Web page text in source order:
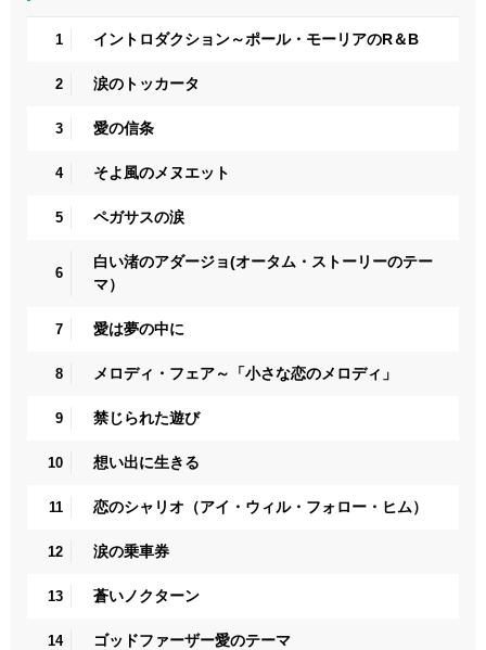
1 イントロダクション～ポール・モーリアのR＆B
2 涙のトッカータ
3 愛の信条
4 そよ風のメヌエット
5 ペガサスの涙
6
白い渚のアダージョ(オータム・ストーリーのテー
マ）
7 愛は夢の中に
8 メロディ・フェア～「小さな恋のメロディ」
9 禁じられた遊び
10 想い出に生きる
11 恋のシャリオ（アイ・ウィル・フォロー・ヒム）
12 涙の乗車券
13 蒼いノクターン
14 ゴッドファーザー愛のテーマ